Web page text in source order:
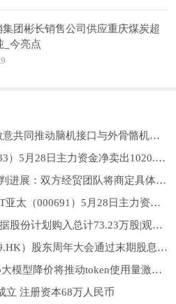
集团彬长销售公司供应重庆煤炭超
_今亮点
微创脑科学早盘涨超9% 与傲意共同推动脑机接口与外骨骼机器人系统深度融合 焦点精选
热门看点：金城医药（300233）5月28日主力资金净卖出1020.21万元
报道:商务部回应中美关税谈判进展：双方经贸团队将商定具体安排并尽快推动实施
今日看点:股票行情快报：*ST亚太（000691）5月28日主力资金净买入1358.71万元
泉峰控股(02285)：受托人根据股份计划购入总计73.23万股|观焦点
每日短讯：永泰地产（00369.HK）股东周年大会通过末期股息每股4.00港仙
大行评级丨花旗：小米MiMo大模型降价将推动token使用量激增，重申“买入”评级
立 注册资本68万人民币